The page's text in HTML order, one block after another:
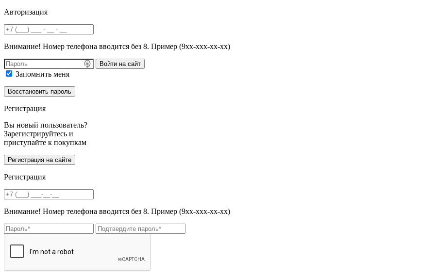
Авторизация
Внимание! Номер телефона вводится без 8. Пример (9хх-ххх-хх-хх)
Войти на сайт
Запомнить меня
Регистрация
Вы новый пользователь?
Зарегистрируйтесь и
приступайте к покупкам
Регистрация
Внимание! Номер телефона вводится без 8. Пример (9хх-ххх-хх-хх)